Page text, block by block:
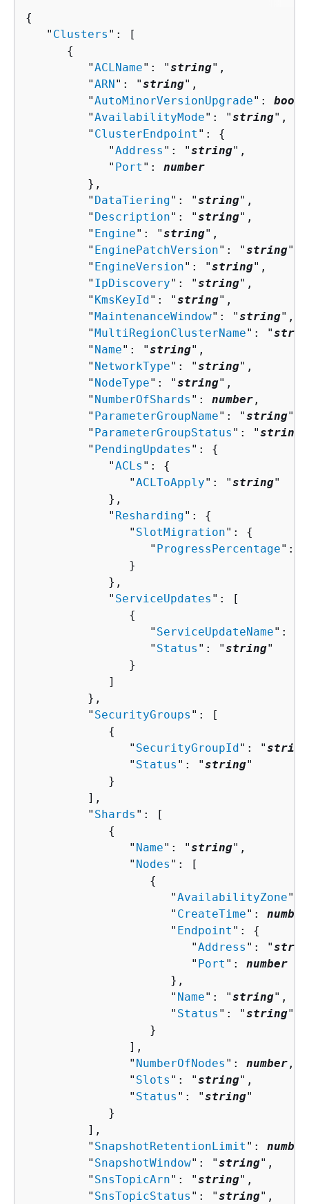
{
   "
Clusters ": [
{
         "
ACLName": "string",
         "
ARN": "string",
         "
AutoMinorVersionUpgrade":
         "
AvailabilityMode": "string",
         "
ClusterEndpoint ": {
            "
Address ": "string",
            "
Port ": number
         },
         "
DataTiering": "string",
         "
Description": "string",
         "
Engine": "string",
         "
EnginePatchVersion": "string",
         "
EngineVersion": "string",
         "
IpDiscovery": "string",
         "
KmsKeyId": "string",
         "
MaintenanceWindow": "string",
         "
MultiRegionClusterName": "
         "
Name": "string",
         "
NetworkType": "string",
         "
NodeType": "string",
         "
NumberOfShards ": number ,
         "
ParameterGroupName": "string",
         "
ParameterGroupStatus ": "string
         "
PendingUpdates ": {
            "
ACLs ": {
               "
ACLToApply": "string"
            },
            "
Resharding": {
               "
SlotMigration": {
                  "
ProgressPercentage":
               }
            },
            "
ServiceUpdates ": [
{
                  "
ServiceUpdateName": "
                  "
Status ": "string"
               }
            ]
         },
         "
SecurityGroups ": [
{
               "
SecurityGroupId": "string
               "
Status ": "string"
            }
         ],
         "
Shards ": [
{
               "
Name": "string",
               "
Nodes ": [
{
                     "
AvailabilityZone":
                     "
CreateTime": number
                     "
Endpoint ": {
                        "
Address ": "
                        "
Port ": number
                     },
                     "
Name": "string",
                     "
Status ": "string"
                  }
               ],
               "
NumberOfNodes ": number ,
               "
Slots ": "string",
               "
Status ": "string"
            }
         ],
         "
SnapshotRetentionLimit ": number
         "
SnapshotWindow": "string",
         "
SnsTopicArn": "string",
         "
SnsTopicStatus ": "string",